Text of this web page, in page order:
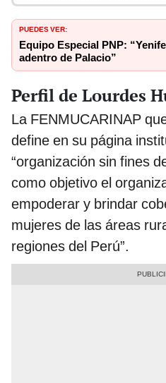
PUEDES VER:
Equipo Especial PNP:
adentro de Palacio”
Perfil de Lourdes
La FENMUCARINAP
define en su página
“organización sin fines
como objetivo el
empoderar y brindar
mujeres de las áreas
regiones del Perú”.